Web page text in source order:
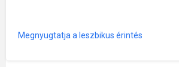
Megnyugtatja a leszbikus érintés